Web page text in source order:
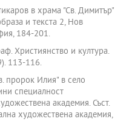
в храма "Св. Димитър"
и текста 2, Нов
184-201.
Християнство и култура.
113-116.
пророк Илия" в село
специалност
академия. Съст.
художествена академия,